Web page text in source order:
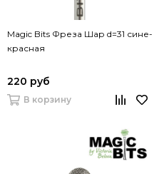
Magic Bits Фреза Шар d=31 сине-
красная
220 руб
В корзину